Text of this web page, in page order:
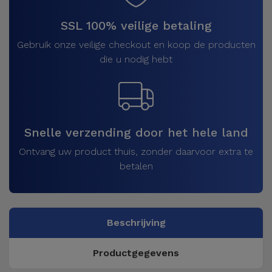
SSL 100% veilige betaling
Gebruik onze veilige checkout en koop de producten
die u nodig hebt
Snelle verzending door het hele land
Ontvang uw product thuis, zonder daarvoor extra te
betalen
Beschrijving
Productgegevens